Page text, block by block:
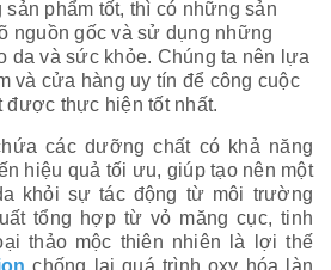
phẩm tốt, thì có những sản
nguồn gốc và sử dụng những
da và sức khỏe. Chúng ta nên lựa
và cửa hàng uy tín để công cuộc
được thực hiện tốt nhất.
các dưỡng chất có khả năng
hiệu quả tối ưu, giúp tạo nên một
khỏi sự tác động từ môi trường
tổng hợp từ vỏ măng cục, tinh
thảo mộc thiên nhiên là lợi thế
chống lại quá trình oxy hóa làn